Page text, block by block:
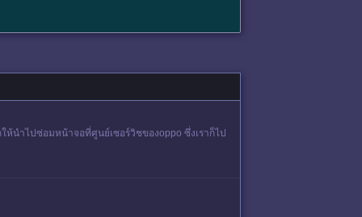
นำไปซ่อมหน้าจอที่ศูนย์เซอร์วิชของoppo ซึ่งเราก็ไป